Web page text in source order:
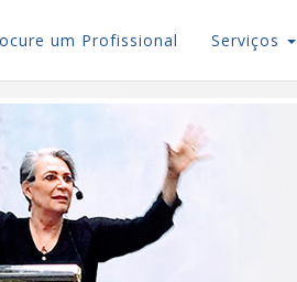
um Profissional Serviços